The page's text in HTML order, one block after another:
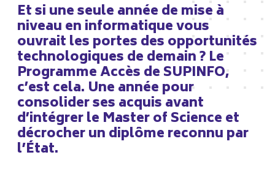
Et si une seule année de mise à
niveau en informatique vous
ouvrait les portes des opportunités
technologiques de demain ? Le
Programme Accès de SUPINFO,
c’est cela. Une année pour
consolider ses acquis avant
d’intégrer le Master of Science et
décrocher un diplôme reconnu par
l’État.